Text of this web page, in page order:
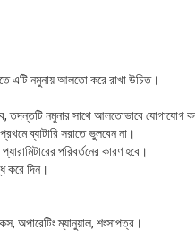
এটি নমুনায় আলতো করে রাখা উচিত।
তদন্তটি নমুনার সাথে আলতোভাবে যোগাযোগ
ব্যাটারি সরাতে ভুলবেন না।
পরিবর্তনের কারণ হবে।
করে দিন।
অপারেটিং ম্যানুয়াল, শংসাপত্র।